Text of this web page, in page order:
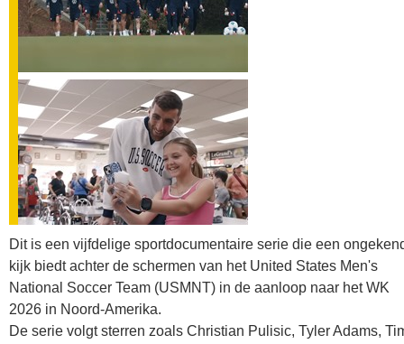
Dit is een vijfdelige sportdocumentaire serie die een
kijk biedt achter de schermen van het United States Men's
National Soccer Team (USMNT) in de aanloop naar het WK
2026 in Noord-Amerika.
De serie volgt sterren zoals Christian Pulisic, Tyler Adams,